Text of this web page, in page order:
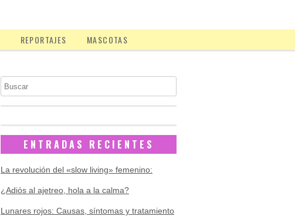
REPORTAJES MASCOTAS
Buscar
ENTRADAS RECIENTES
La revolución del «slow living» femenino:
¿Adiós al ajetreo, hola a la calma?
Lunares rojos: Causas, síntomas y tratamiento